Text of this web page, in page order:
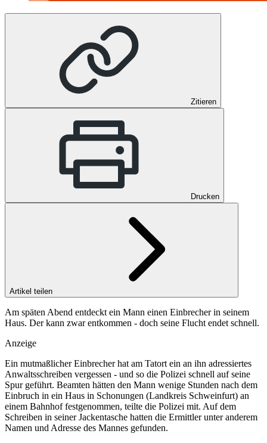
Zitieren
Drucken
Artikel teilen
Am späten Abend entdeckt ein Mann einen Einbrecher in seinem
Haus. Der kann zwar entkommen - doch seine Flucht endet schnell.
Anzeige
Ein mutmaßlicher Einbrecher hat am Tatort ein an ihn adressiertes
Anwaltsschreiben vergessen - und so die Polizei schnell auf seine
Spur geführt. Beamten hätten den Mann wenige Stunden nach dem
Einbruch in ein Haus in Schonungen (Landkreis Schweinfurt) an
einem Bahnhof festgenommen, teilte die Polizei mit. Auf dem
Schreiben in seiner Jackentasche hatten die Ermittler unter anderem
Namen und Adresse des Mannes gefunden.